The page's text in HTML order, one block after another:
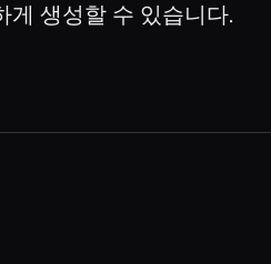
게 생성할 수 있습니다.